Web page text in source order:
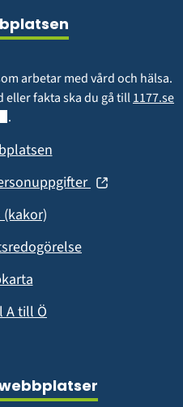
p
arbetar med vård och hälsa.
eller fakta ska du gå till 1177.se
.
(öppnas
(kakor)
A till Ö